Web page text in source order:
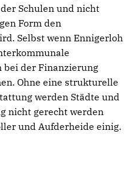
Schulen und nicht
Form den
Selbst wenn Ennigerloh
bei der Finanzierung
Ohne eine strukturelle
werden Städte und
nicht gerecht werden
und Aufderheide einig.